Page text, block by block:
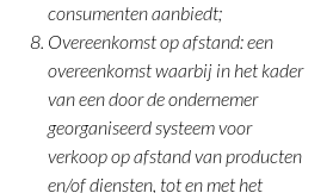
consumenten aanbiedt;
Overeenkomst op afstand: een
overeenkomst waarbij in het kader
van een door de ondernemer
georganiseerd systeem voor
verkoop op afstand van producten
en/of diensten, tot en met het